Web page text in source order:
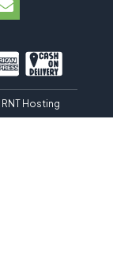
RNT Hosting